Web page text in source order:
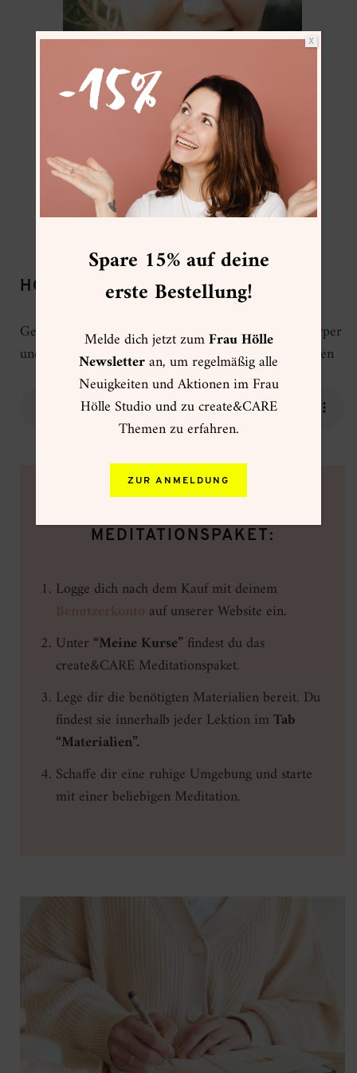
HÖRPROBE MELISSA:
Geführte Anleitung zu Entspannung und Ruhe in Körper
und Geist unter Nutzung verschiedener Atemtechniken
MEDITATIONSPAKET:
Logge dich nach dem Kauf mit deinem
auf unserer Website ein.
Unter “Meine Kurse” findest du das
create&CARE Meditationspaket.
Lege dir die benötigten Materialien bereit. Du
findest sie innerhalb jeder Lektion imTab
“Materialien”.
Schaffe dir eine ruhige Umgebung und starte
mit einer beliebigen Meditation.
Spare 15% auf deine
erste Bestellung!
Melde dich jetzt zumFrau Hölle
Newsletteran, um regelmäßig alle
Neuigkeiten und Aktionen im Frau
Hölle Studio und zu create&CARE
Themen zu erfahren.
ZUR ANMELDUNG
X